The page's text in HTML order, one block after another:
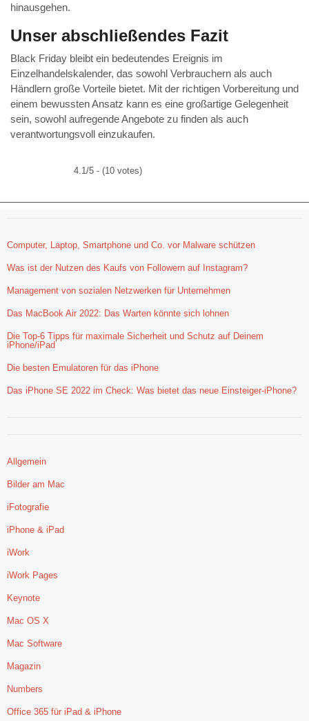
hinausgehen.
Unser abschließendes Fazit
Black Friday bleibt ein bedeutendes Ereignis im
Einzelhandelskalender, das sowohl Verbrauchern als auch
Händlern große Vorteile bietet. Mit der richtigen Vorbereitung und
einem bewussten Ansatz kann es eine großartige Gelegenheit
sein, sowohl aufregende Angebote zu finden als auch
verantwortungsvoll einzukaufen.
4.1/5 - (10 votes)
Computer, Laptop, Smartphone und Co. vor Malware schützen
Was ist der Nutzen des Kaufs von Followern auf Instagram?
Management von sozialen Netzwerken für Unternehmen
Das MacBook Air 2022: Das Warten könnte sich lohnen
Die Top-6 Tipps für maximale Sicherheit und Schutz auf Deinem
iPhone/iPad
Die besten Emulatoren für das iPhone
Das iPhone SE 2022 im Check: Was bietet das neue Einsteiger-iPhone?
Allgemein
Bilder am Mac
iFotografie
iPhone & iPad
iWork
iWork Pages
Keynote
Mac OS X
Mac Software
Magazin
Numbers
Office 365 für iPad & iPhone